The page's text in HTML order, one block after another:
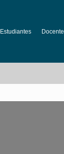
Estudiantes